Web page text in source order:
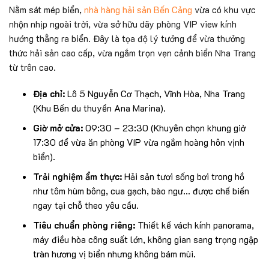
Nằm sát mép biển, nhà hàng hải sản Bến Cảng vừa có khu vực
nhộn nhịp ngoài trời, vừa sở hữu dãy phòng VIP view kính
hướng thẳng ra biển. Đây là tọa độ lý tưởng để vừa thưởng
thức hải sản cao cấp, vừa ngắm trọn vẹn cảnh biển Nha Trang
từ trên cao.
Địa chỉ:Lô 5 Nguyễn Cơ Thạch, Vĩnh Hòa, Nha Trang
(Khu Bến du thuyền Ana Marina).
Giờ mở cửa:09:30 – 23:30 (Khuyên chọn khung giờ
17:30 để vừa ăn phòng VIP vừa ngắm hoàng hôn vịnh
biển).
Trải nghiệm ẩm thực:Hải sản tươi sống bơi trong hồ
như tôm hùm bông, cua gạch, bào ngư… được chế biến
ngay tại chỗ theo yêu cầu.
Tiêu chuẩn phòng riêng:Thiết kế vách kính panorama,
máy điều hòa công suất lớn, không gian sang trọng ngập
tràn hương vị biển nhưng không bám mùi.